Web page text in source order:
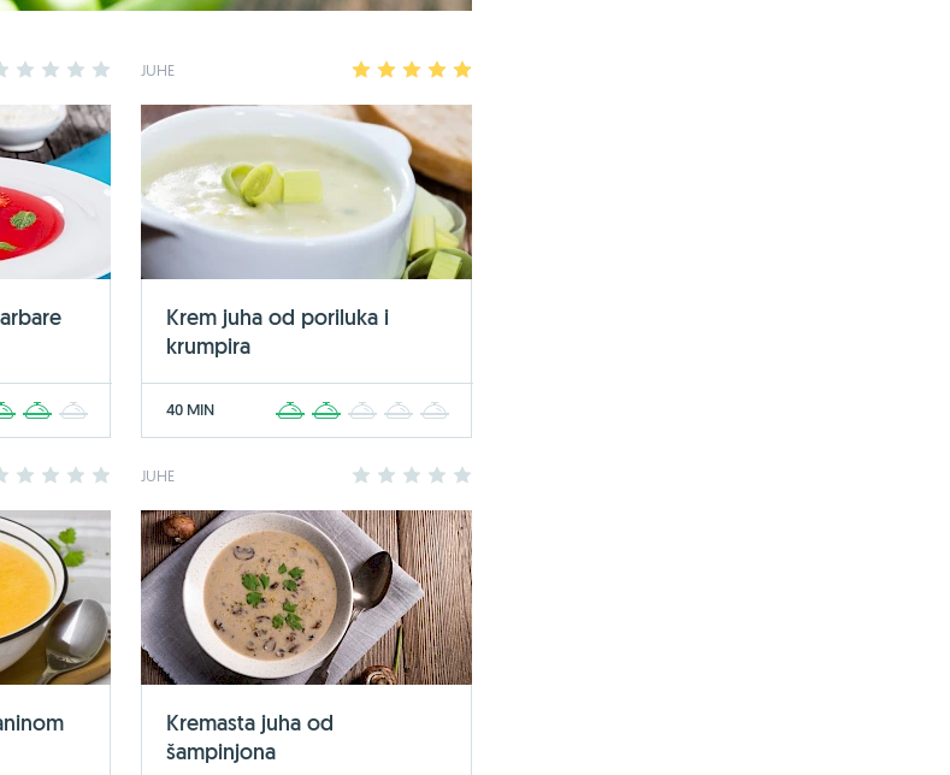
2 3 4
3 4
JUHE 2 3 4
Krem juha od poriluka i
krumpira
40 MIN 2 3 4
2 3 4 JUHE 2 3 4
Kremasta juha od
šampinjona